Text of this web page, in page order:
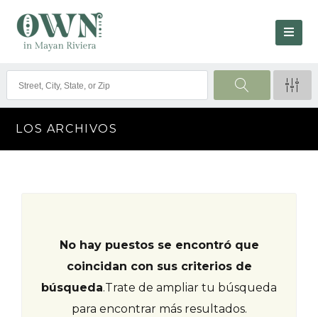
LOS ARCHIVOS
No hay puestos se encontró que
coincidan con sus criterios de
búsqueda.Trate de ampliar tu búsqueda
para encontrar más resultados.